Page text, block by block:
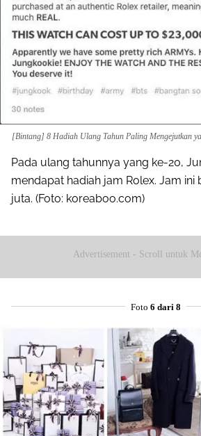
[Bintang] 8 Hadiah Ulang Tahun Paling Mengejutkan
Pada ulang tahunnya yang ke-20,
mendapat hadiah jam Rolex. Jam ini
juta. (Foto: koreaboo.com)
Advertisement - Scroll untuk
Foto 6 dari 8
Share to others
Pinterest
Mail